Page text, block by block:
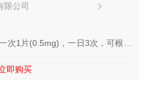
限公司
次1片(0.5mg)，一日3次，可根据
即购买